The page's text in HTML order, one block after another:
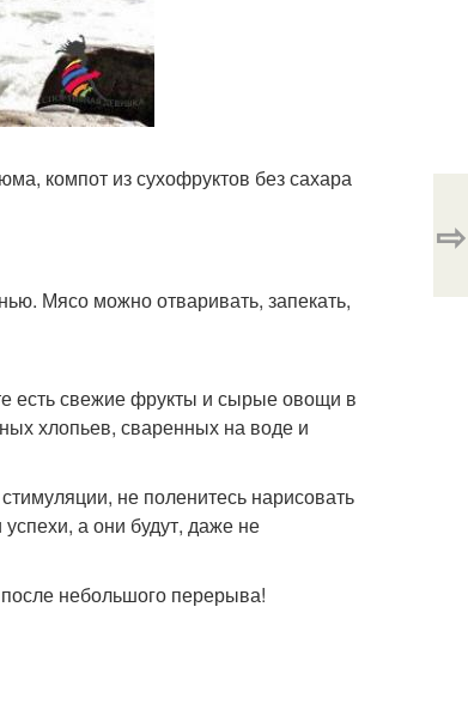
компот из сухофруктов без сахара
Мясо можно отваривать, запекать,
есть свежие фрукты и сырые овощи в
хлопьев, сваренных на воде и
не поленитесь нарисовать
а они будут, даже не
небольшого перерыва!
⇨